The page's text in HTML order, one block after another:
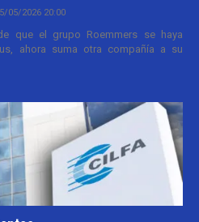
05/2026 20:00
que el grupo Roemmers se haya
ahora suma otra compañía a su